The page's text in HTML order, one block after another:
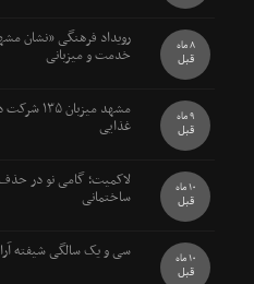
رویداد فرهنگی «نشان
خدمت و میزبانی 8 ماه
قبل
مشهد
غذایی 9 ماه
قبل
لاکمیت؛ گامی نو در
ساختمانی 10 ماه
قبل
سی و یک سالگی شیفته 10 ماه
قبل